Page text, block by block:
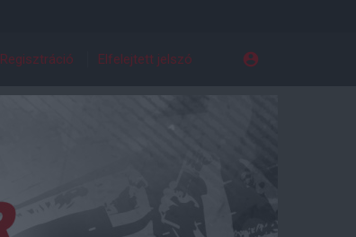
Regisztráció Elfelejtett jelszó